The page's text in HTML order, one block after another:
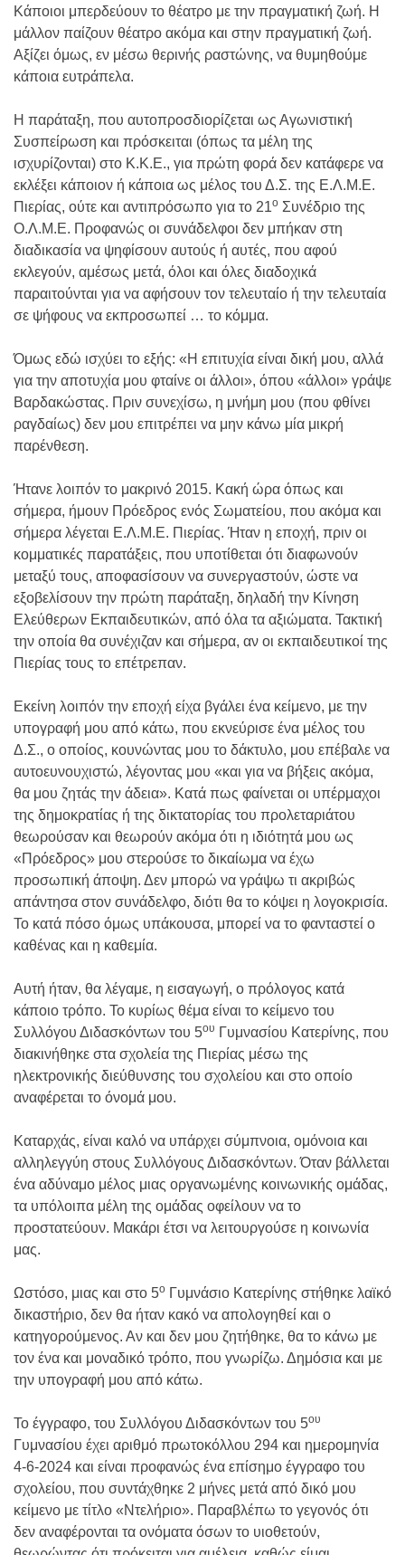
Κάποιοι μπερδεύουν το θέατρο με την πραγματική ζωή. Η
μάλλον παίζουν θέατρο ακόμα και στην πραγματική ζωή.
Αξίζει όμως, εν μέσω θερινής ραστώνης, να θυμηθούμε
κάποια ευτράπελα.
Η παράταξη, που αυτοπροσδιορίζεται ως Αγωνιστική
Συσπείρωση και πρόσκειται (όπως τα μέλη της
ισχυρίζονται) στο Κ.Κ.Ε., για πρώτη φορά δεν κατάφερε να
εκλέξει κάποιον ή κάποια ως μέλος του Δ.Σ. της Ε.Λ.Μ.Ε.
Πιερίας, ούτε και αντιπρόσωπο για το 21ο Συνέδριο της
Ο.Λ.Μ.Ε. Προφανώς οι συνάδελφοι δεν μπήκαν στη
διαδικασία να ψηφίσουν αυτούς ή αυτές, που αφού
εκλεγούν, αμέσως μετά, όλοι και όλες διαδοχικά
παραιτούνται για να αφήσουν τον τελευταίο ή την τελευταία
σε ψήφους να εκπροσωπεί … το κόμμα.
Όμως εδώ ισχύει το εξής: «Η επιτυχία είναι δική μου, αλλά
για την αποτυχία μου φταίνε οι άλλοι», όπου «άλλοι» γράψε
Βαρδακώστας. Πριν συνεχίσω, η μνήμη μου (που φθίνει
ραγδαίως) δεν μου επιτρέπει να μην κάνω μία μικρή
παρένθεση.
Ήτανε λοιπόν το μακρινό 2015. Κακή ώρα όπως και
σήμερα, ήμουν Πρόεδρος ενός Σωματείου, που ακόμα και
σήμερα λέγεται Ε.Λ.Μ.Ε. Πιερίας. Ήταν η εποχή, πριν οι
κομματικές παρατάξεις, που υποτίθεται ότι διαφωνούν
μεταξύ τους, αποφασίσουν να συνεργαστούν, ώστε να
εξοβελίσουν την πρώτη παράταξη, δηλαδή την Κίνηση
Ελεύθερων Εκπαιδευτικών, από όλα τα αξιώματα. Τακτική
την οποία θα συνέχιζαν και σήμερα, αν οι εκπαιδευτικοί της
Πιερίας τους το επέτρεπαν.
Εκείνη λοιπόν την εποχή είχα βγάλει ένα κείμενο, με την
υπογραφή μου από κάτω, που εκνεύρισε ένα μέλος του
Δ.Σ., ο οποίος, κουνώντας μου το δάκτυλο, μου επέβαλε να
αυτοευνουχιστώ, λέγοντας μου «και για να βήξεις ακόμα,
θα μου ζητάς την άδεια». Κατά πως φαίνεται οι υπέρμαχοι
της δημοκρατίας ή της δικτατορίας του προλεταριάτου
θεωρούσαν και θεωρούν ακόμα ότι η ιδιότητά μου ως
«Πρόεδρος» μου στερούσε το δικαίωμα να έχω
προσωπική άποψη. Δεν μπορώ να γράψω τι ακριβώς
απάντησα στον συνάδελφο, διότι θα το κόψει η λογοκρισία.
Το κατά πόσο όμως υπάκουσα, μπορεί να το φανταστεί ο
καθένας και η καθεμία.
Αυτή ήταν, θα λέγαμε, η εισαγωγή, ο πρόλογος κατά
κάποιο τρόπο. Το κυρίως θέμα είναι το κείμενο του
Συλλόγου Διδασκόντων του 5ου Γυμνασίου Κατερίνης, που
διακινήθηκε στα σχολεία της Πιερίας μέσω της
ηλεκτρονικής διεύθυνσης του σχολείου και στο οποίο
αναφέρεται το όνομά μου.
Καταρχάς, είναι καλό να υπάρχει σύμπνοια, ομόνοια και
αλληλεγγύη στους Συλλόγους Διδασκόντων. Όταν βάλλεται
ένα αδύναμο μέλος μιας οργανωμένης κοινωνικής ομάδας,
τα υπόλοιπα μέλη της ομάδας οφείλουν να το
προστατεύουν. Μακάρι έτσι να λειτουργούσε η κοινωνία
μας.
Ωστόσο, μιας και στο 5ο Γυμνάσιο Κατερίνης στήθηκε λαϊκό
δικαστήριο, δεν θα ήταν κακό να απολογηθεί και ο
κατηγορούμενος. Αν και δεν μου ζητήθηκε, θα το κάνω με
τον ένα και μοναδικό τρόπο, που γνωρίζω. Δημόσια και με
την υπογραφή μου από κάτω.
Το έγγραφο, του Συλλόγου Διδασκόντων του 5ου
Γυμνασίου έχει αριθμό πρωτοκόλλου 294 και ημερομηνία
4-6-2024 και είναι προφανώς ένα επίσημο έγγραφο του
σχολείου, που συντάχθηκε 2 μήνες μετά από δικό μου
κείμενο με τίτλο «Ντελήριο». Παραβλέπω το γεγονός ότι
δεν αναφέρονται τα ονόματα όσων το υιοθετούν,